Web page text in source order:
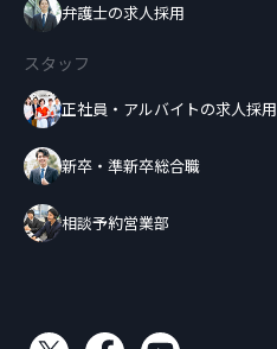
弁護士の求人採用
スタッフ
正社員・アルバイトの求人採用
新卒・準新卒総合職
相談予約営業部